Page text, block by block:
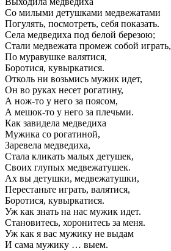
Со милыми детушками медвежатами
Погулять, посмотреть, себя показать.
Села медведиха под белой березою;
Стали медвежата промеж собой играть,
По муравушке валятися,
Боротися, кувыркатися.
Отколь ни возьмись мужик идет,
Он во руках несет рогатину,
А нож-то у него за поясом,
А мешок-то у него за плечьми.
Как завидела медведиха
Мужика со рогатиной,
Заревела медведиха,
Стала кликать малых детушек,
Своих глупых медвежатушек.
Ах вы детушки, медвежатушки,
Перестаньте играть, валятися,
Боротися, кувыркатися.
Уж как знать на нас мужик идет.
Становитесь, хоронитесь за меня.
Уж как я вас мужику не выдам
И сама мужику … выем.